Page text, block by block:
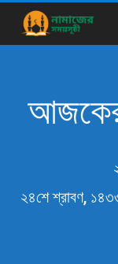
আজকের
২৪শে শ্রাবণ, ১৪৩৩